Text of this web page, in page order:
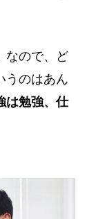
なので、ど
うのはあん
は勉強、仕